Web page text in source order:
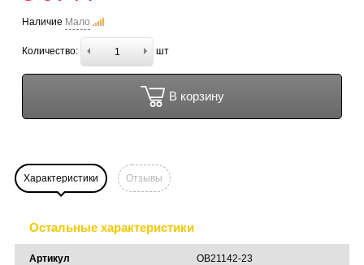
Наличие Мало
Количество: шт
В корзину
Характеристики Отзывы
Остальные характеристики
Артикул OB21142-23